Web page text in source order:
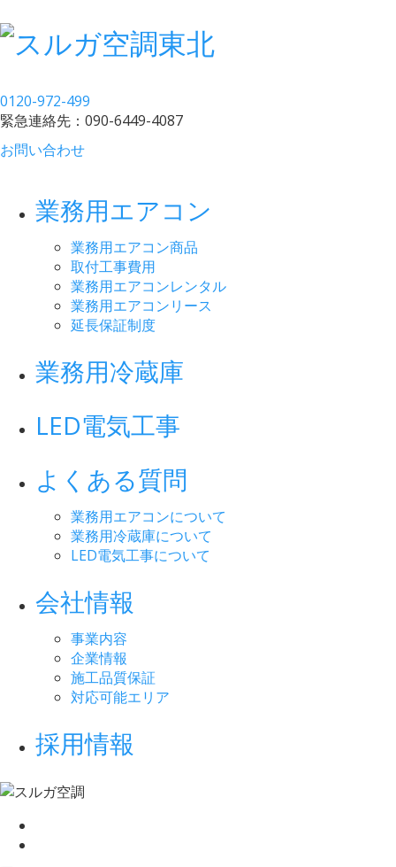
0120-972-499
緊急連絡先： 090-6449-4087
お問い合わせ
業務用エアコン
業務用エアコン商品
取付工事費用
業務用エアコンレンタル
業務用エアコンリース
延長保証制度
業務用冷蔵庫
LED電気工事
よくある質問
業務用エアコンについて
業務用冷蔵庫について
LED電気工事について
会社情報
事業内容
企業情報
施工品質保証
対応可能エリア
採用情報